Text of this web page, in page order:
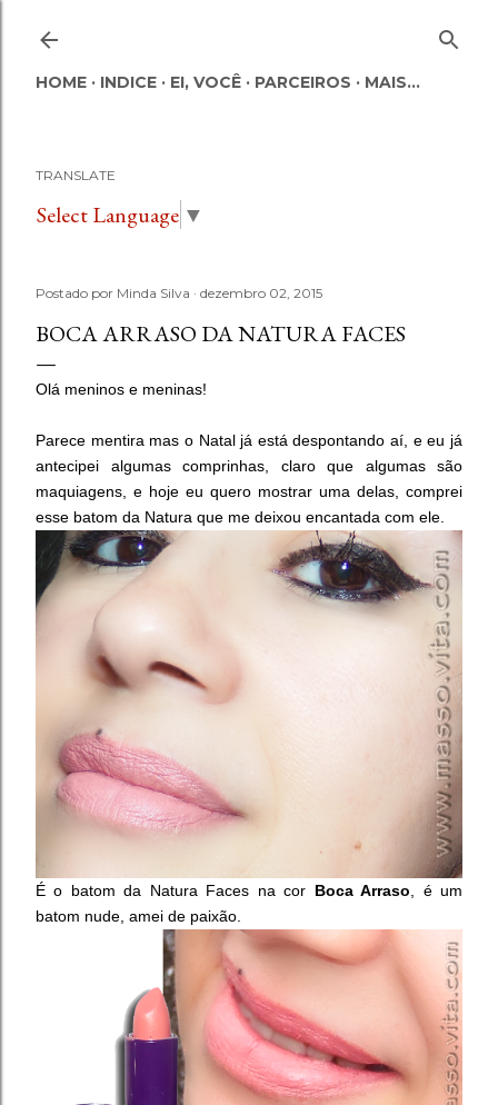
HOME INDICE EI, VOCÊ PARCEIROS MAIS…
TRANSLATE
Select Language ▼
Postado por Minda Silva dezembro 02, 2015
BOCA ARRASO DA NATURA FACES
Olá meninos e meninas!
Parece mentira mas o Natal já está despontando aí, e eu já
antecipei algumas comprinhas, claro que algumas são
maquiagens, e hoje eu quero mostrar uma delas, comprei
esse batom da Natura que me deixou encantada com ele.
É o batom da Natura Faces na cor Boca Arraso , é um
batom nude, amei de paixão.